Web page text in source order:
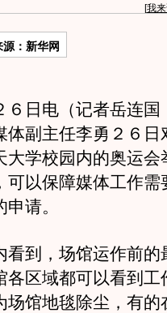
[我
源：新华网
日电（记者岳连
体副主任李勇２６日
大学校园内的奥运会
可以保障媒体工作需
请。
到，场馆运作前的
各区域都可以看到工
场馆地毯除尘，有的